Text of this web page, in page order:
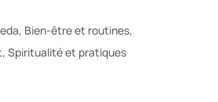
, Bien-être et routines,
, Spiritualité et pratiques